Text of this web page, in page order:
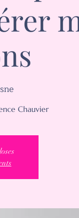
Chauvier